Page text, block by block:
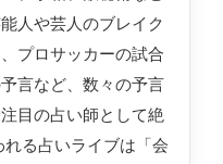
人や芸人のブレイク
プロサッカーの試合
言など、数々の予言
目の占い師として絶
る占いライブは「会